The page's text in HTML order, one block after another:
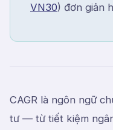
VN30) đơn giản
CAGR là ngôn ngữ
tư — từ tiết kiệm